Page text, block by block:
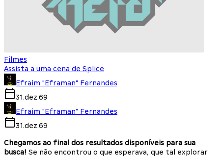
Filmes
Assista a uma cena de Splice
Efraim "Eframan" Fernandes
31.dez.69
Efraim "Eframan" Fernandes
31.dez.69
Chegamos ao final dos resultados disponíveis para sua
busca! Se não encontrou o que esperava, que tal explorar